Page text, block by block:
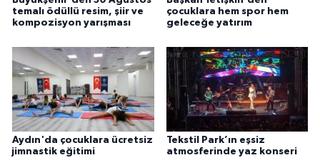
temalı ödüllü resim, şiir ve
kompozisyon yarışması
çocuklara hem spor hem
geleceğe yatırım
Aydın'da çocuklara ücretsiz
jimnastik eğitimi
Tekstil Park’ın eşsiz
atmosferinde yaz konseri